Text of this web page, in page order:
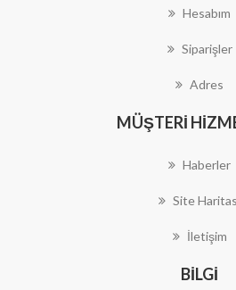
Hesabım
Siparişler
Adres
MÜŞTERI
Haberler
Site
İletişim
BILGI